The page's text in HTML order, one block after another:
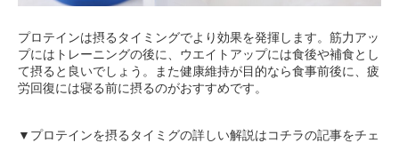
プロテインは摂るタイミングでより効果を発揮します。筋力アッ
プにはトレーニングの後に、ウエイトアップには食後や補食とし
て摂ると良いでしょう。また健康維持が目的なら食事前後に、疲
労回復には寝る前に摂るのがおすすめです。
▼プロテインを摂るタイミグの詳しい解説はコチラの記事をチェ